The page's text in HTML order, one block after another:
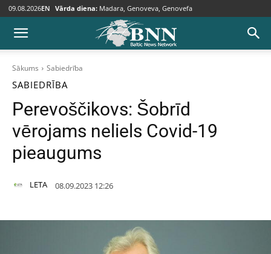
09.08.2026EN Vārda diena: Madara, Genoveva, Genovefa
Sākums Sabiedrība
SABIEDRĪBA
Perevoščikovs: Šobrīd
vērojams neliels Covid-19
pieaugums
LETA 08.09.2023 12:26